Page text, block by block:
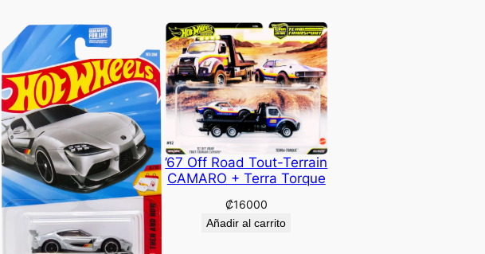
’67 Off Road Tout-Terrain
CAMARO + Terra Torque
₡16000
Añadir al carrito